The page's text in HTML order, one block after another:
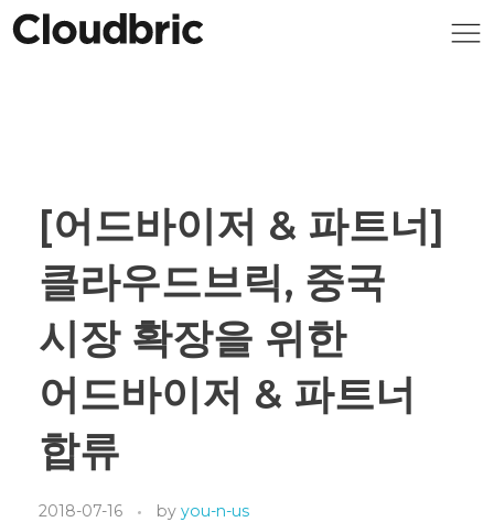
[어드바이저 & 파트너]
클라우드브릭, 중국
시장 확장을 위한
어드바이저 & 파트너
합류
2018-07-16 by you-n-us